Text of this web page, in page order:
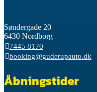
Søndergade 20
6430 Nordborg
7445 8170
booking@guderupauto.dk
Åbningstider